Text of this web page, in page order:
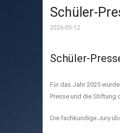
Schüler-
2026-05-12
Schüler-
Für das Jahr 2025
Presse und die Stiftung
Die fachkundige Jury